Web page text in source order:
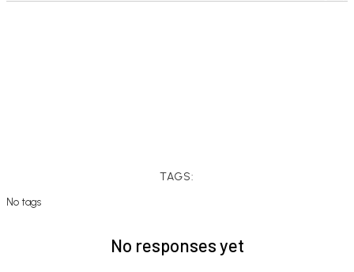
TAGS:
No tags
No responses yet